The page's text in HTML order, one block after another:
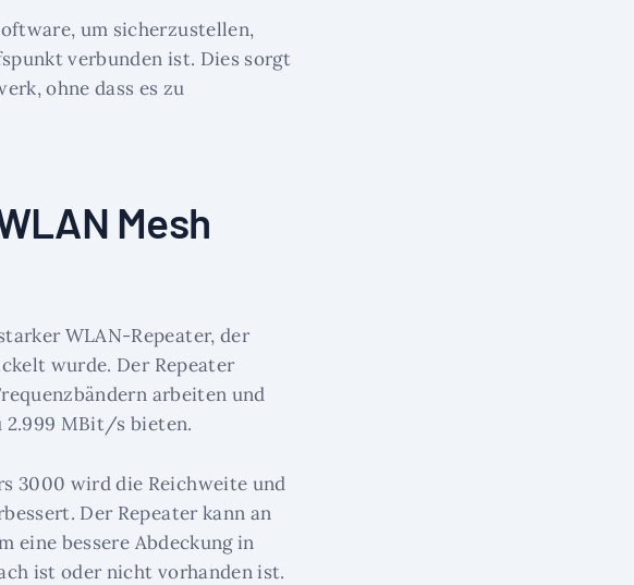
um sicherzustellen,
verbunden ist. Dies sorgt
ohne dass es zu
Mesh
WLAN-Repeater, der
wurde. Der Repeater
arbeiten und
2.999 MBit/s bieten.
3000 wird die Reichweite und
Der Repeater kann an
eine bessere Abdeckung in
ist oder nicht vorhanden ist.